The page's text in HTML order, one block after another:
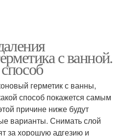
с ванной.
герметик с ванны,
способ покажется самым
причине ниже будут
варианты. Снимать слой
за хорошую адгезию и